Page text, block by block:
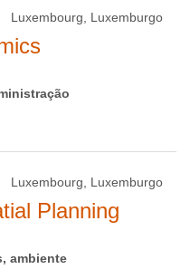
Luxembourg, Luxemburgo
Luxembourg, Luxemburgo
Planning
ambiente